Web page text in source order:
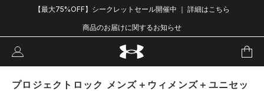
【最大75%OFF】シークレットセール開催中 ｜ 詳細はこちら
商品のお届けに関するお知らせ
プロジェクトロック メンズ＋ウィメンズ＋ユニセッ